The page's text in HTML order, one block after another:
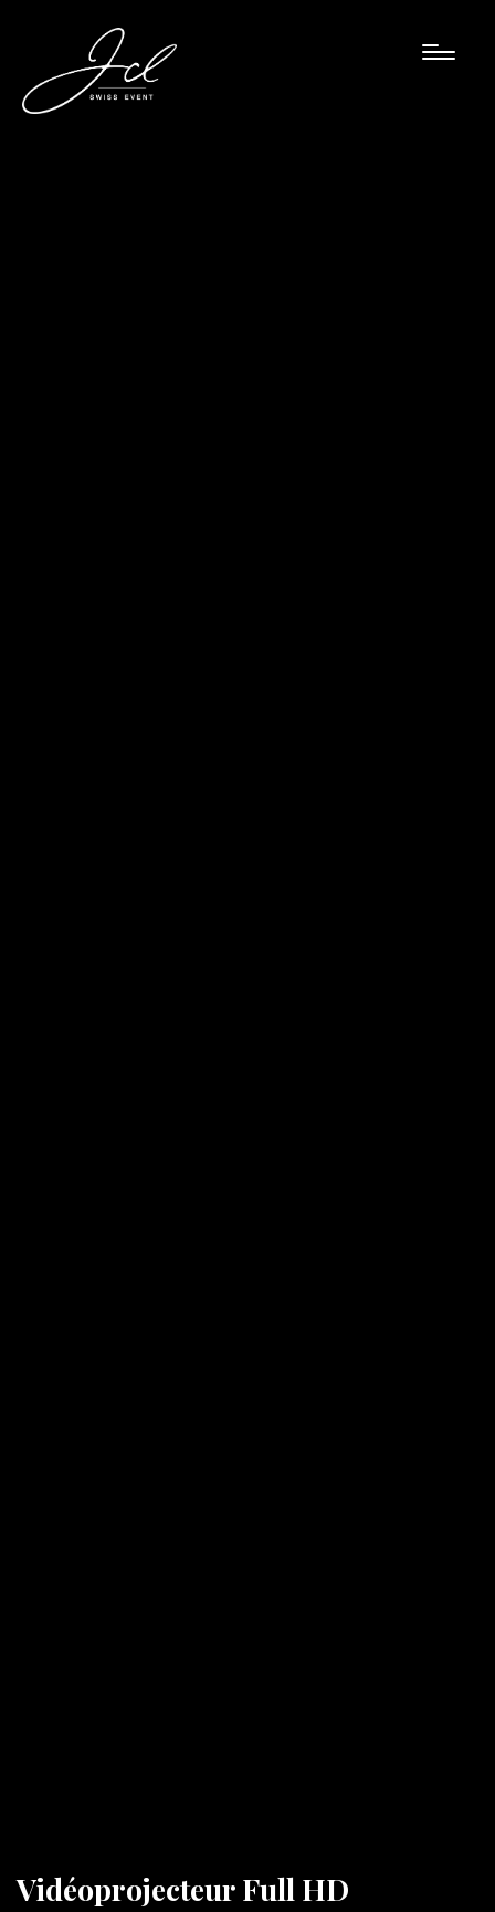
Vidéoprojecteur Full HD